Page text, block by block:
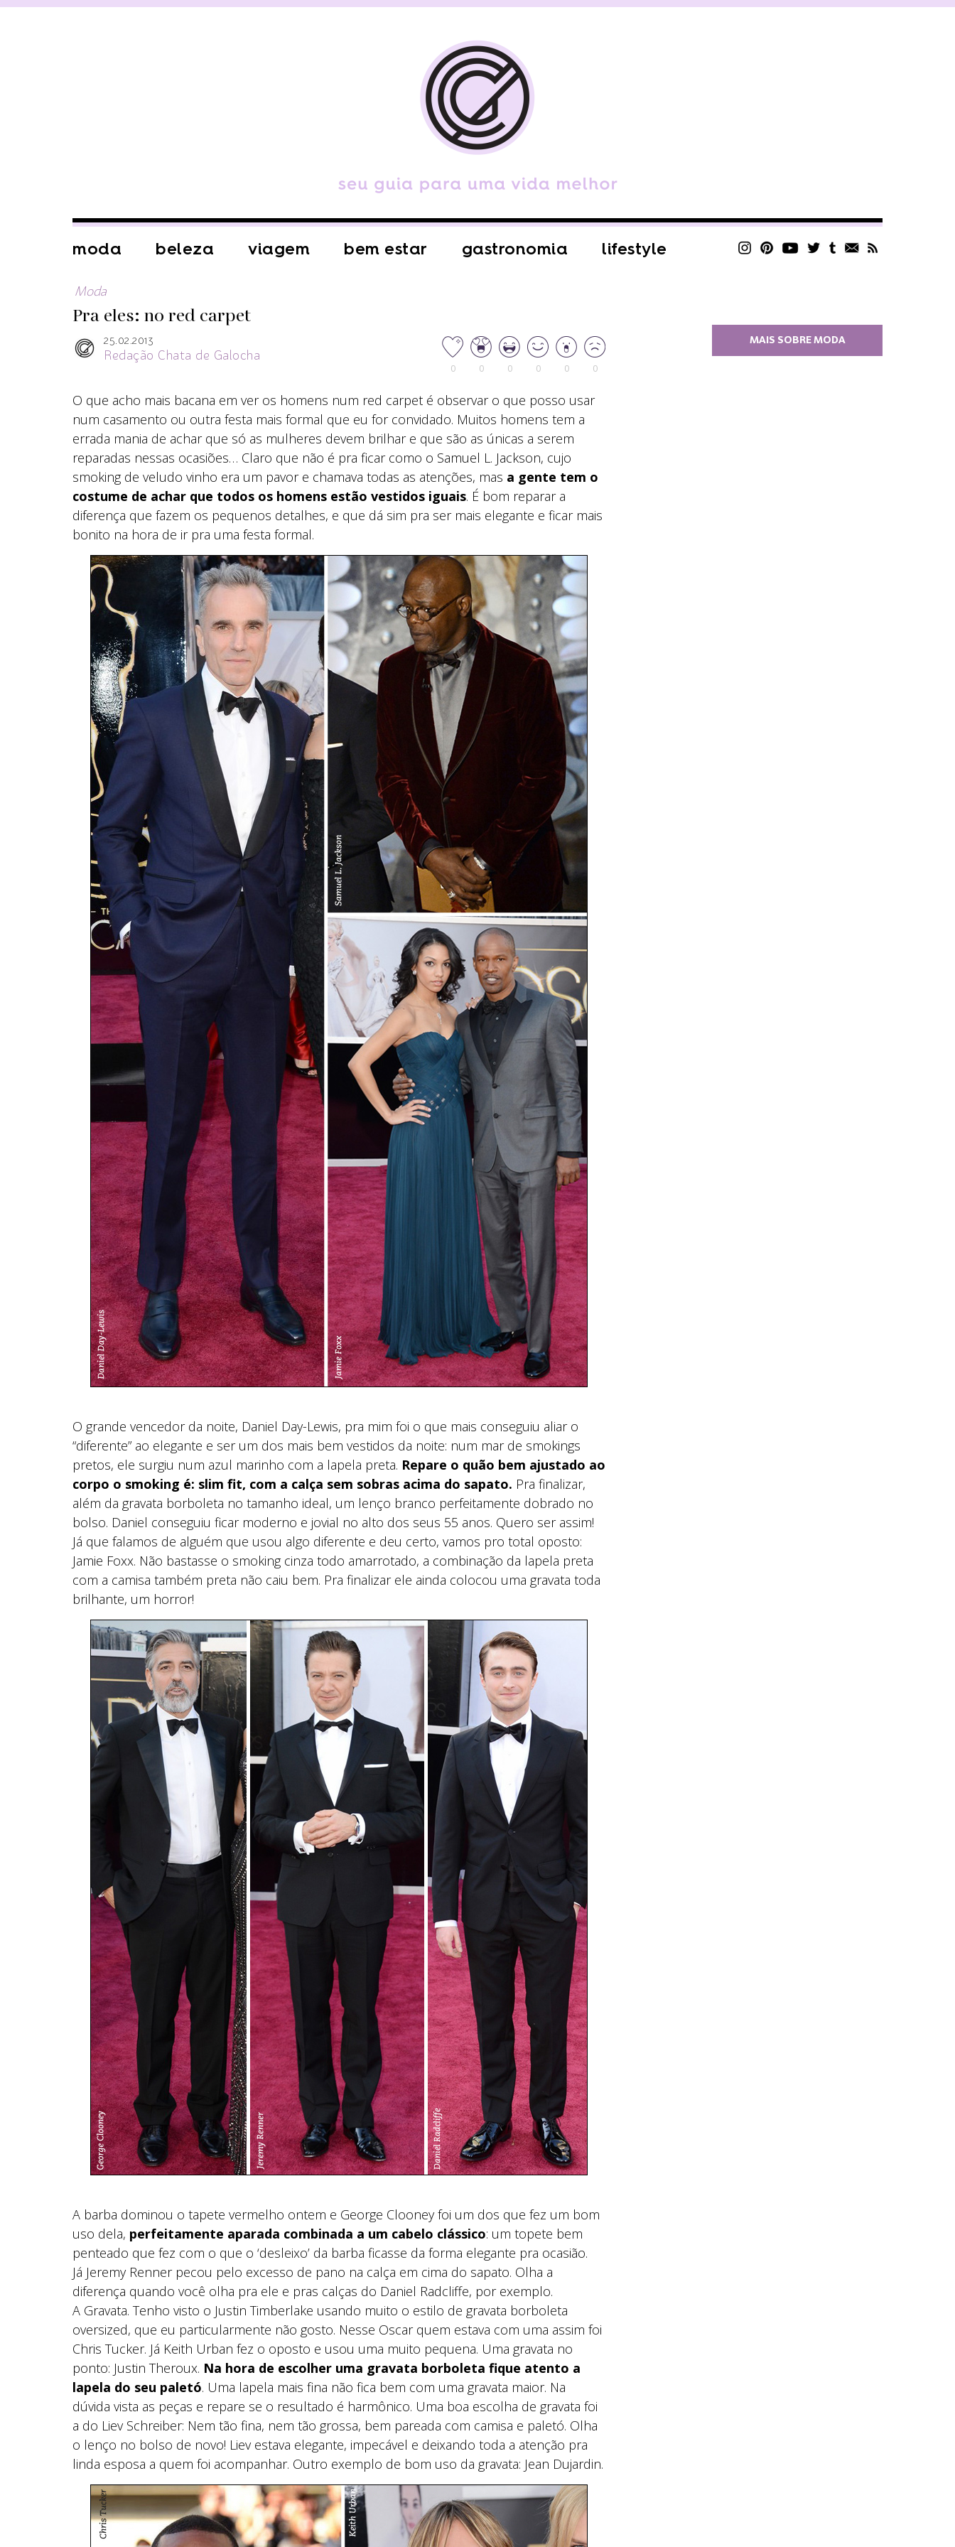
moda beleza viagem bem estar gastronomia lifestyle
Moda
Pra eles: no red carpet
25.02.2013
Redação Chata de Galocha
0 0 0 0 0 0
O que acho mais bacana em ver os homens num red carpet é observar o que posso usar
num casamento ou outra festa mais formal que eu for convidado. Muitos homens tem a
errada mania de achar que só as mulheres devem brilhar e que são as únicas a serem
reparadas nessas ocasiões… Claro que não é pra ficar como o Samuel L. Jackson, cujo
smoking de veludo vinho era um pavor e chamava todas as atenções, mas a gente tem o
costume de achar que todos os homens estão vestidos iguais. É bom reparar a
diferença que fazem os pequenos detalhes, e que dá sim pra ser mais elegante e ficar mais
bonito na hora de ir pra uma festa formal.
O grande vencedor da noite, Daniel Day-Lewis, pra mim foi o que mais conseguiu aliar o
“diferente” ao elegante e ser um dos mais bem vestidos da noite: num mar de smokings
pretos, ele surgiu num azul marinho com a lapela preta. Repare o quão bem ajustado ao
corpo o smoking é: slim fit, com a calça sem sobras acima do sapato. Pra finalizar,
além da gravata borboleta no tamanho ideal, um lenço branco perfeitamente dobrado no
bolso. Daniel conseguiu ficar moderno e jovial no alto dos seus 55 anos. Quero ser assim!
Já que falamos de alguém que usou algo diferente e deu certo, vamos pro total oposto:
Jamie Foxx. Não bastasse o smoking cinza todo amarrotado, a combinação da lapela preta
com a camisa também preta não caiu bem. Pra finalizar ele ainda colocou uma gravata toda
brilhante, um horror!
A barba dominou o tapete vermelho ontem e George Clooney foi um dos que fez um bom
uso dela, perfeitamente aparada combinada a um cabelo clássico: um topete bem
penteado que fez com o que o ‘desleixo’ da barba ficasse da forma elegante pra ocasião.
Já Jeremy Renner pecou pelo excesso de pano na calça em cima do sapato. Olha a
diferença quando você olha pra ele e pras calças do Daniel Radcliffe, por exemplo.
A Gravata. Tenho visto o Justin Timberlake usando muito o estilo de gravata borboleta
oversized, que eu particularmente não gosto. Nesse Oscar quem estava com uma assim foi
Chris Tucker. Já Keith Urban fez o oposto e usou uma muito pequena. Uma gravata no
ponto: Justin Theroux. Na hora de escolher uma gravata borboleta fique atento a
lapela do seu paletó. Uma lapela mais fina não fica bem com uma gravata maior. Na
dúvida vista as peças e repare se o resultado é harmônico. Uma boa escolha de gravata foi
a do Liev Schreiber: Nem tão fina, nem tão grossa, bem pareada com camisa e paletó. Olha
o lenço no bolso de novo! Liev estava elegante, impecável e deixando toda a atenção pra
linda esposa a quem foi acompanhar. Outro exemplo de bom uso da gravata: Jean Dujardin.
MAIS SOBRE MODA